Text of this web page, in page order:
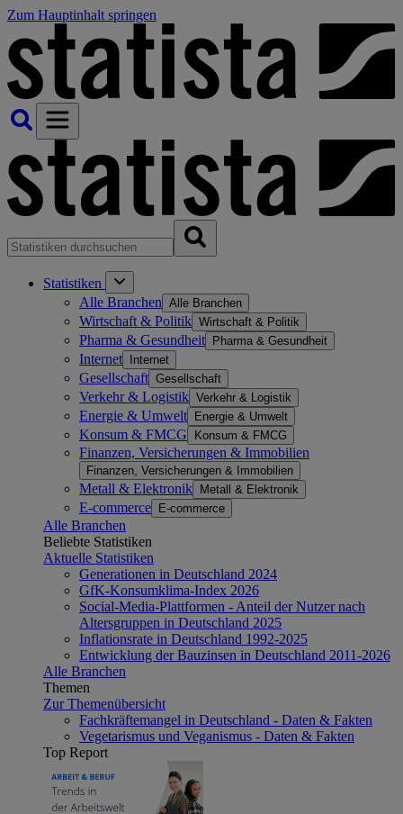
Zum Hauptinhalt springen
Statistiken
Alle Branchen Alle Branchen
Wirtschaft & Politik Wirtschaft & Politik
Pharma & Gesundheit Pharma & Gesundheit
Internet Internet
Gesellschaft Gesellschaft
Verkehr & Logistik Verkehr & Logistik
Energie & Umwelt Energie & Umwelt
Konsum & FMCG Konsum & FMCG
Finanzen, Versicherungen & Immobilien
Finanzen, Versicherungen & Immobilien
Metall & Elektronik Metall & Elektronik
E-commerce E-commerce
Alle Branchen
Beliebte Statistiken
Aktuelle Statistiken
Generationen in Deutschland 2024
GfK-Konsumklima-Index 2026
Social-Media-Plattformen - Anteil der Nutzer nach
Altersgruppen in Deutschland 2025
Inflationsrate in Deutschland 1992-2025
Entwicklung der Bauzinsen in Deutschland 2011-2026
Alle Branchen
Themen
Zur Themenübersicht
Fachkräftemangel in Deutschland - Daten & Fakten
Vegetarismus und Veganismus - Daten & Fakten
Top Report